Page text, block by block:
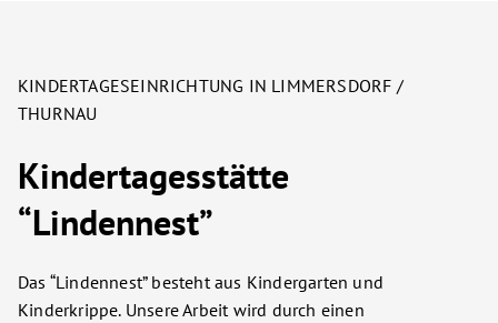
KINDERTAGESEINRICHTUNG IN LIMMERSDORF /
THURNAU
Kindertagesstätte
“Lindennest”
Das “Lindennest” besteht aus Kindergarten und
Kinderkrippe. Unsere Arbeit wird durch einen